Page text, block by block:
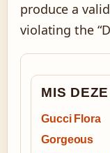
produce a
violating the
MIS
Gucci Flora
Gorgeous